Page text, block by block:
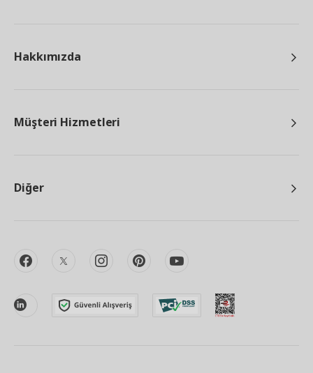
Hakkımızda
Müşteri Hizmetleri
Diğer